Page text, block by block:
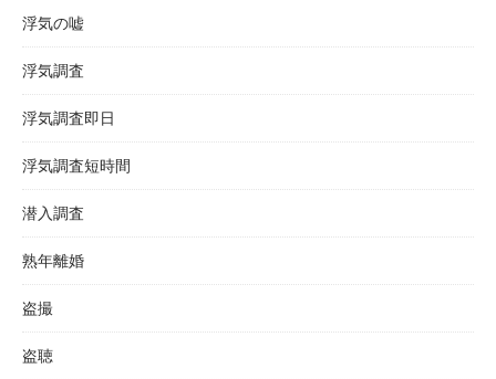
浮気の嘘
浮気調査
浮気調査即日
浮気調査短時間
潜入調査
熟年離婚
盗撮
盗聴